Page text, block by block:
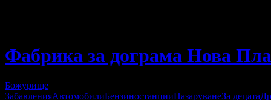
Фабрика за дограма Нова
Божурище
ЗабавленияАвтомобилиБензиностанцииПазаруванеЗа децата